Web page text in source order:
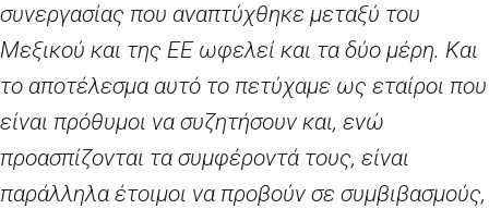
συνεργασίας που αναπτύχθηκε μεταξύ του
Μεξικού και της ΕΕ ωφελεί και τα δύο μέρη. Και
το αποτέλεσμα αυτό το πετύχαμε ως εταίροι που
είναι πρόθυμοι να συζητήσουν και, ενώ
προασπίζονται τα συμφέροντά τους, είναι
παράλληλα έτοιμοι να προβούν σε συμβιβασμούς,